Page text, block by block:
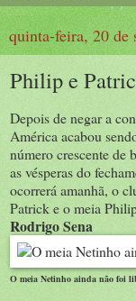
quinta-feira, 20 de
Philip e
Depois de negar a
América acabou
número crescente de
as vésperas do
ocorrerá amanhã, o
Patrick e o meia
Rodrigo Sena
O meia Netinho ainda não foi